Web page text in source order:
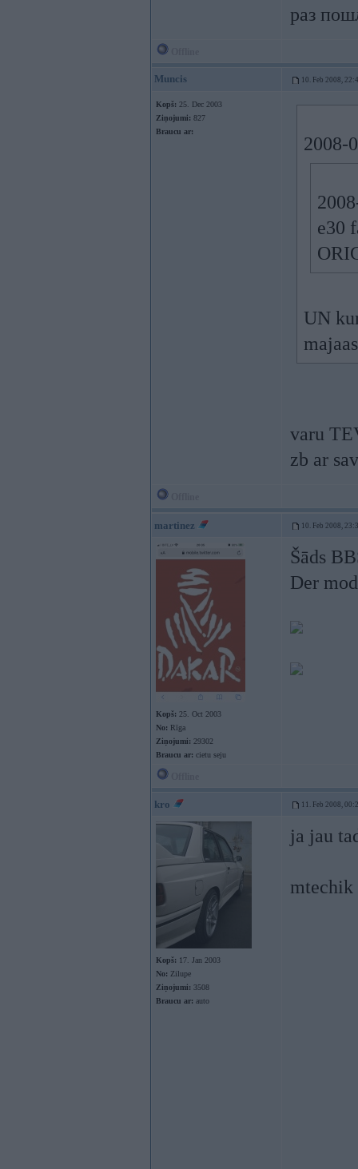
раз
Muncis 10. Feb 2008,
Kopš: 25. Dec 2003
Ziņojumi: 827
Braucu ar:
2008-
e30
UN
varu
zb ar
martinez 10. Feb 2008,
Kopš: 25. Oct 2003
No: Rīga
Ziņojumi: 29302
Braucu ar: cietu seju
Šāds
Der
kro 11. Feb 2008,
Kopš: 17. Jan 2003
No: Zilupe
Ziņojumi: 3508
Braucu ar: auto
ja jau
mtechik